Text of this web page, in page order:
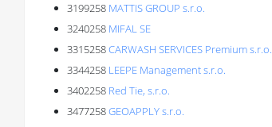
3199258 MATTIS GROUP s.r.o.
3240258 MIFAL SE
3315258CARWASH SERVICES Premium s.r.o.
3344258 LEEPE Management s.r.o.
3402258 Red Tie, s.r.o.
3477258GEOAPPLY s.r.o.